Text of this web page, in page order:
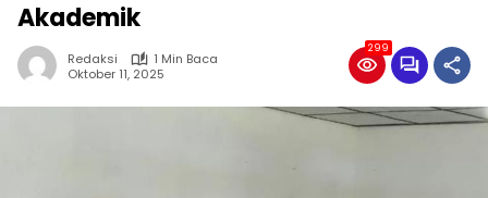
Akademik
Redaksi
1 Min Baca
Oktober 11, 2025
299